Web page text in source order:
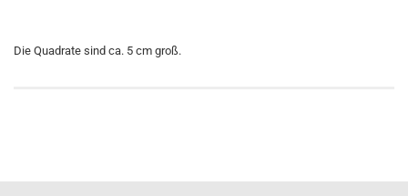
Die Quadrate sind ca. 5 cm groß.